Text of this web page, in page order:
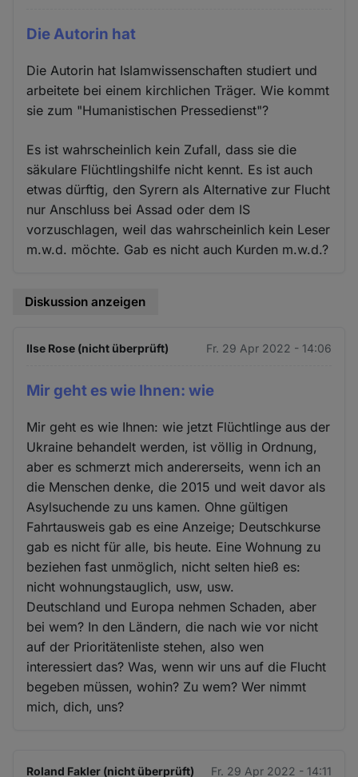
Die Autorin hat
Die Autorin hat Islamwissenschaften studiert und
arbeitete bei einem kirchlichen Träger. Wie kommt
sie zum "Humanistischen Pressedienst"?
Es ist wahrscheinlich kein Zufall, dass sie die
säkulare Flüchtlingshilfe nicht kennt. Es ist auch
etwas dürftig, den Syrern als Alternative zur Flucht
nur Anschluss bei Assad oder dem IS
vorzuschlagen, weil das wahrscheinlich kein Leser
m.w.d. möchte. Gab es nicht auch Kurden m.w.d.?
Diskussion anzeigen
Ilse Rose (nicht überprüft) Fr. 29 Apr 2022 - 14:06
Mir geht es wie Ihnen: wie
Mir geht es wie Ihnen: wie jetzt Flüchtlinge aus der
Ukraine behandelt werden, ist völlig in Ordnung,
aber es schmerzt mich andererseits, wenn ich an
die Menschen denke, die 2015 und weit davor als
Asylsuchende zu uns kamen. Ohne gültigen
Fahrtausweis gab es eine Anzeige; Deutschkurse
gab es nicht für alle, bis heute. Eine Wohnung zu
beziehen fast unmöglich, nicht selten hieß es:
nicht wohnungstauglich, usw, usw.
Deutschland und Europa nehmen Schaden, aber
bei wem? In den Ländern, die nach wie vor nicht
auf der Prioritätenliste stehen, also wen
interessiert das? Was, wenn wir uns auf die Flucht
begeben müssen, wohin? Zu wem? Wer nimmt
mich, dich, uns?
Roland Fakler (nicht überprüft) Fr. 29 Apr 2022 - 14:11